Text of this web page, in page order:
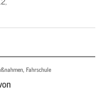
Fahrschule